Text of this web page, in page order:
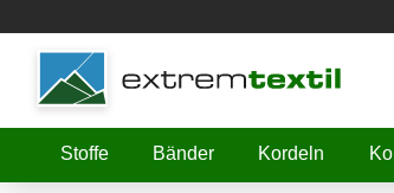
Shopware
Stoffe
Bänder Kordeln